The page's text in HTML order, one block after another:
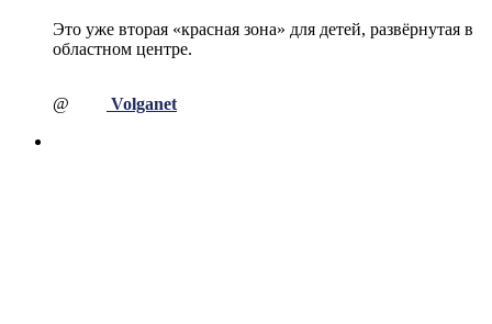
Это уже вторая «красная зона» для детей, развёрнутая в
областном центре.
@ Volganet